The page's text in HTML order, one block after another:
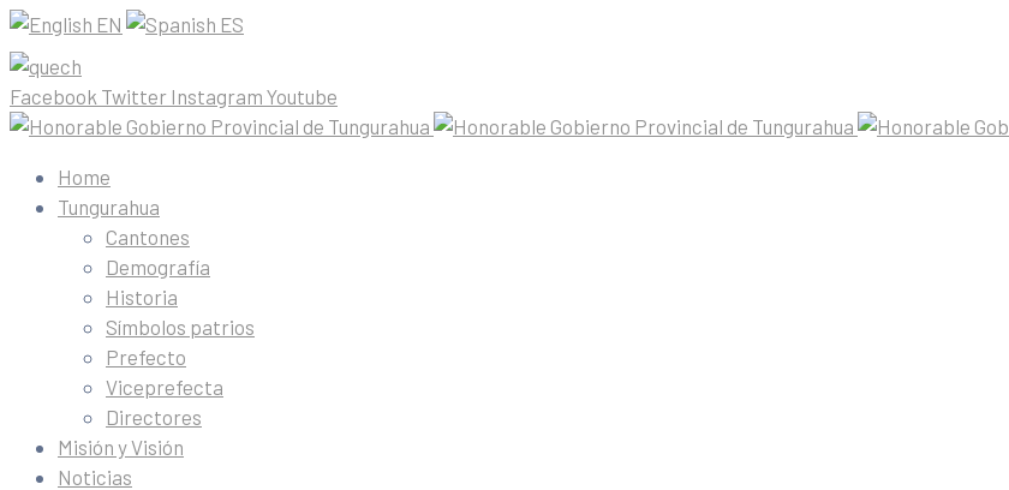
EN ES
Facebook Twitter Instagram Youtube
Home
Tungurahua
Cantones
Demografía
Historia
Símbolos patrios
Prefecto
Viceprefecta
Directores
Misión y Visión
Noticias